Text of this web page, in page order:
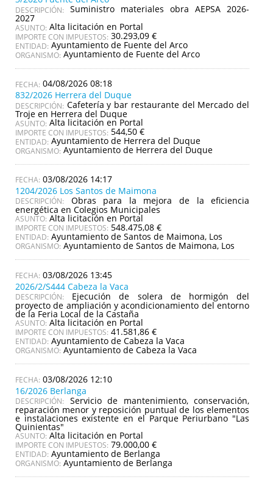
DESCRIPCIÓN: Suministro materiales obra AEPSA 2026-
2027
ASUNTO: Alta licitación en Portal
IMPORTE CON IMPUESTOS: 30.293,09 €
ENTIDAD: Ayuntamiento de Fuente del Arco
ORGANISMO: Ayuntamiento de Fuente del Arco
04/08/2026 08:18
832/2026 Herrera del Duque
DESCRIPCIÓN: Cafetería y bar restaurante del Mercado del
Troje en Herrera del Duque
ASUNTO: Alta licitación en Portal
IMPORTE CON IMPUESTOS: 544,50 €
ENTIDAD: Ayuntamiento de Herrera del Duque
ORGANISMO: Ayuntamiento de Herrera del Duque
03/08/2026 14:17
1204/2026 Los Santos de Maimona
DESCRIPCIÓN: Obras para la mejora de la eficiencia
energética en Colegios Municipales
ASUNTO: Alta licitación en Portal
IMPORTE CON IMPUESTOS: 548.475,08 €
ENTIDAD: Ayuntamiento de Santos de Maimona, Los
ORGANISMO: Ayuntamiento de Santos de Maimona, Los
03/08/2026 13:45
2026/2/S444 Cabeza la Vaca
DESCRIPCIÓN: Ejecución de solera de hormigón del
proyecto de ampliación y acondicionamiento del entorno
de la Feria Local de la Castaña
ASUNTO: Alta licitación en Portal
IMPORTE CON IMPUESTOS: 41.581,86 €
ENTIDAD: Ayuntamiento de Cabeza la Vaca
ORGANISMO: Ayuntamiento de Cabeza la Vaca
03/08/2026 12:10
16/2026 Berlanga
DESCRIPCIÓN: Servicio de mantenimiento, conservación,
reparación menor y reposición puntual de los elementos
e instalaciones existente en el Parque Periurbano "Las
Quinientas"
ASUNTO: Alta licitación en Portal
IMPORTE CON IMPUESTOS: 79.000,00 €
ENTIDAD: Ayuntamiento de Berlanga
ORGANISMO: Ayuntamiento de Berlanga